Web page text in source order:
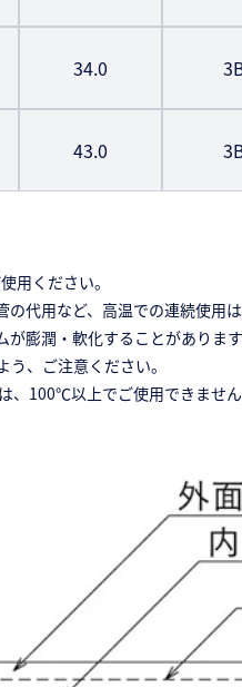
34.0
43.0
用ください。
代用など、高温での連続使用
膨潤・軟化することがあります
、ご注意ください。
、100℃以上でご使用できません